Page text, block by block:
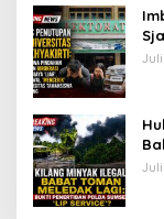
Juli
Juli